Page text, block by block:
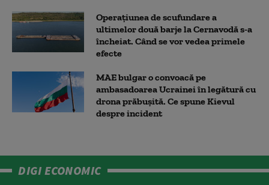
Operațiunea de scufundare a
ultimelor două barje la Cernavodă s-a
încheiat. Când se vor vedea primele
efecte
MAE bulgar o convoacă pe
ambasadoarea Ucrainei în legătură cu
drona prăbuşită. Ce spune Kievul
despre incident
DIGI ECONOMIC